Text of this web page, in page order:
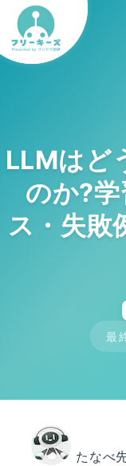
LLMはど
のか?
ス・失敗
最
たなべ